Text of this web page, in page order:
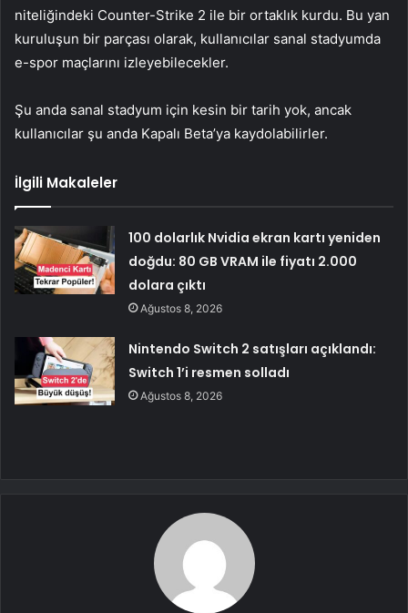
niteliğindeki Counter-Strike 2 ile bir ortaklık kurdu. Bu yan
kuruluşun bir parçası olarak, kullanıcılar sanal stadyumda
e-spor maçlarını izleyebilecekler.
Şu anda sanal stadyum için kesin bir tarih yok, ancak
kullanıcılar şu anda Kapalı Beta’ya kaydolabilirler.
İlgili Makaleler
100 dolarlık Nvidia ekran kartı yeniden
doğdu: 80 GB VRAM ile fiyatı 2.000
dolara çıktı
Ağustos 8, 2026
Nintendo Switch 2 satışları açıklandı:
Switch 1’i resmen solladı
Ağustos 8, 2026